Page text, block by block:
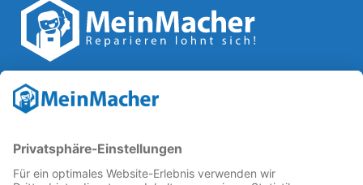
Reparatur Revolution
Reparatur↗ für eineReparatur Revolution
Reparaturbedingungen: Für Produkte, die sich gut